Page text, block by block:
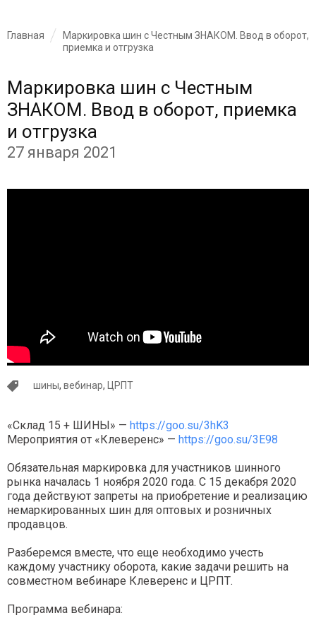
Главная
Маркировка шин с Честным ЗНАКОМ. Ввод в оборот,
приемка и отгрузка
Маркировка шин с Честным
ЗНАКОМ. Ввод в оборот, приемка
и отгрузка
27 января 2021
шины, вебинар, ЦРПТ
«Склад 15 + ШИНЫ» — https://goo.su/3hK3
Мероприятия от «Клеверенс» — https://goo.su/3E98
Обязательная маркировка для участников шинного
рынка началась 1 ноября 2020 года. С 15 декабря 2020
года действуют запреты на приобретение и реализацию
немаркированных шин для оптовых и розничных
продавцов.
Разберемся вместе, что еще необходимо учесть
каждому участнику оборота, какие задачи решить на
совместном вебинаре Клеверенс и ЦРПТ.
Программа вебинара: